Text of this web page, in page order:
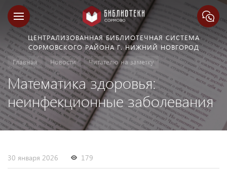
ЦЕНТРАЛИЗОВАННАЯ БИБЛИОТЕЧНАЯ СИСТЕМА
СОРМОВСКОГО РАЙОНА Г. НИЖНИЙ НОВГОРОД
Главная
Новости Читателю на заметку
Математика здоровья:
неинфекционные заболевания
30 января 2026 179